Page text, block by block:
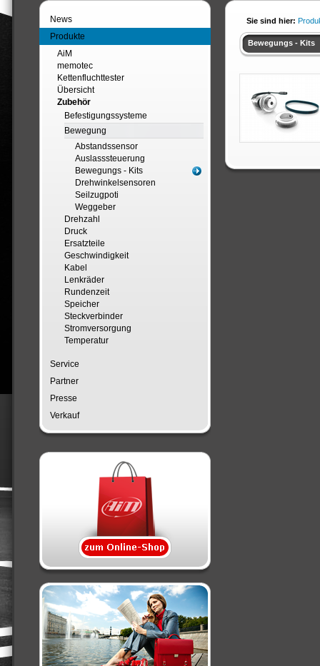
News
Produkte
AiM
memotec
Kettenfluchttester
Übersicht
Zubehör
Befestigungssysteme
Bewegung
Abstandssensor
Auslasssteuerung
Bewegungs - Kits
Drehwinkelsensoren
Seilzugpoti
Weggeber
Drehzahl
Druck
Ersatzteile
Geschwindigkeit
Kabel
Lenkräder
Rundenzeit
Speicher
Steckverbinder
Stromversorgung
Temperatur
Service
Partner
Presse
Verkauf
Sie sind hier:
Bewegungs - Kits